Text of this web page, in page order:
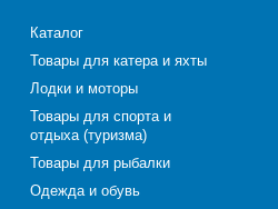
Каталог
Товары для катера и яхты
Лодки и моторы
Товары для спорта и
отдыха (туризма)
Товары для рыбалки
Одежда и обувь